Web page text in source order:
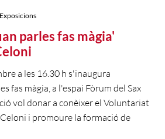
parles fas màgia'
a les 16.30 h s'inaugura
fas màgia, a l'espai Fòrum del Sax
vol donar a conèixer el Voluntariat
i promoure la formació de